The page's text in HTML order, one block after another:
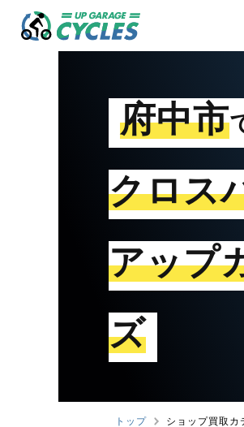
府中市
クロス
アップ
ズ
トップ ショップ買取カ